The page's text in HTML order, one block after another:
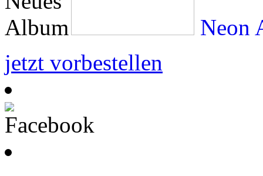
Neon
jetzt vorbestellen